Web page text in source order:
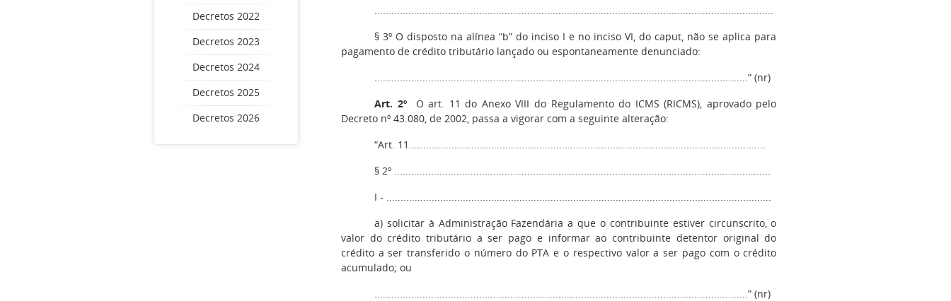
Decretos 2022
Decretos 2023
Decretos 2024
Decretos 2025
Decretos 2026
.............................................................................................................................................
§ 3º O disposto na alínea “b” do inciso I e no inciso VI, do caput, não se aplica para
pagamento de crédito tributário lançado ou espontaneamente denunciado:
....................................................................................................................................” (nr)
Art. 2ºO art. 11 do Anexo VIII do Regulamento do ICMS (RICMS), aprovado pelo
Decreto nº 43.080, de 2002, passa a vigorar com a seguinte alteração:
“Art. 11..............................................................................................................................
§ 2º .....................................................................................................................................
I - ........................................................................................................................................
a) solicitar à Administração Fazendária a que o contribuinte estiver circunscrito, o
valor do crédito tributário a ser pago e informar ao contribuinte detentor original do
crédito a ser transferido o número do PTA e o respectivo valor a ser pago com o crédito
acumulado; ou
....................................................................................................................................” (nr)